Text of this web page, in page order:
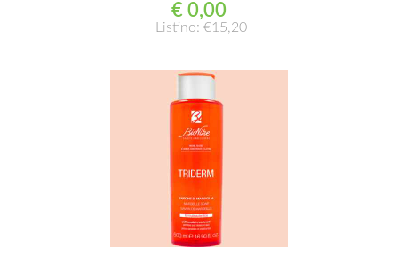
€ 0,00
Listino: €15,20